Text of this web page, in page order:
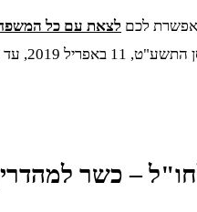
לכם לצאת עם כל
כ"ג בניסן התשע"ח, 28 באפריל 2019.
– כשר